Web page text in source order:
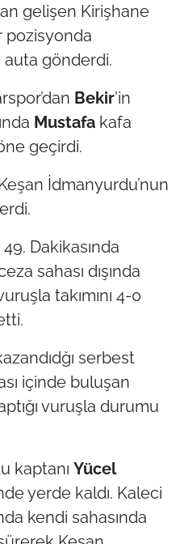
gelişen Kirişhane
pozisyonda
gönderdi.
Bekir’in
Mustafa kafa
geçirdi.
Keşan İdmanyurdu’nun
Dakikasında
sahası dışında
takımını 4-0
serbest
içinde buluşan
vuruşla durumu
kaptanı Yücel
yerde kaldı. Kaleci
kendi sahasında